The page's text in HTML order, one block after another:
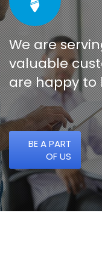
We are
valuable
are happy to
BE A PART
OF US